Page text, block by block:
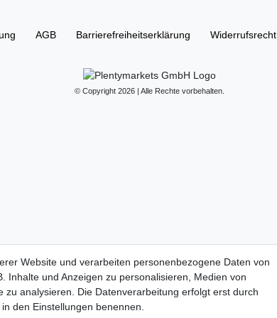
AGB Barrierefreiheitserklärung Widerrufs­recht
© Copyright 2026 | Alle Rechte vorbehalten.
Website und verarbeiten personenbezogene Daten von
Inhalte und Anzeigen zu personalisieren, Medien von
analysieren. Die Datenverarbeitung erfolgt erst durch
den Einstellungen benennen.